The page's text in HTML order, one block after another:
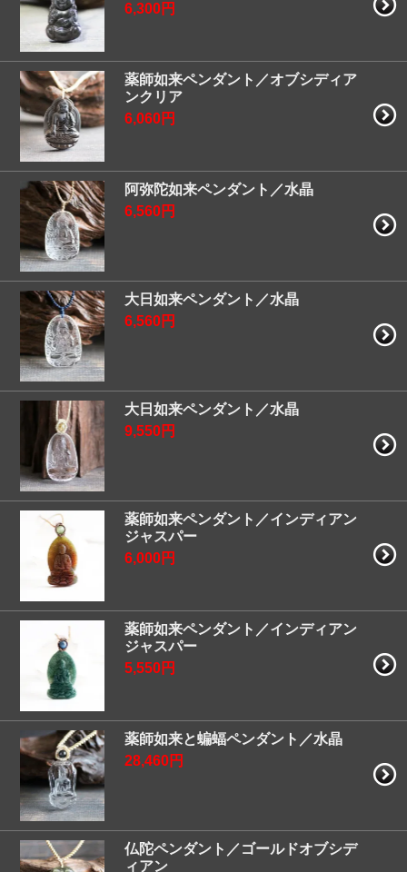
6,300円
薬師如来ペンダント／オブシディア
ンクリア
6,060円
阿弥陀如来ペンダント／水晶
6,560円
大日如来ペンダント／水晶
6,560円
大日如来ペンダント／水晶
9,550円
薬師如来ペンダント／インディアン
ジャスパー
6,000円
薬師如来ペンダント／インディアン
ジャスパー
5,550円
薬師如来と蝙蝠ペンダント／水晶
28,460円
仏陀ペンダント／ゴールドオブシデ
ィアン